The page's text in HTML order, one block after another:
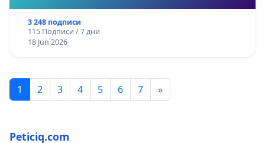
3 248 подписи
115 Подписи / 7 дни
18 Jun 2026
1 2 3 4 5 6 7 »
Peticiq.com